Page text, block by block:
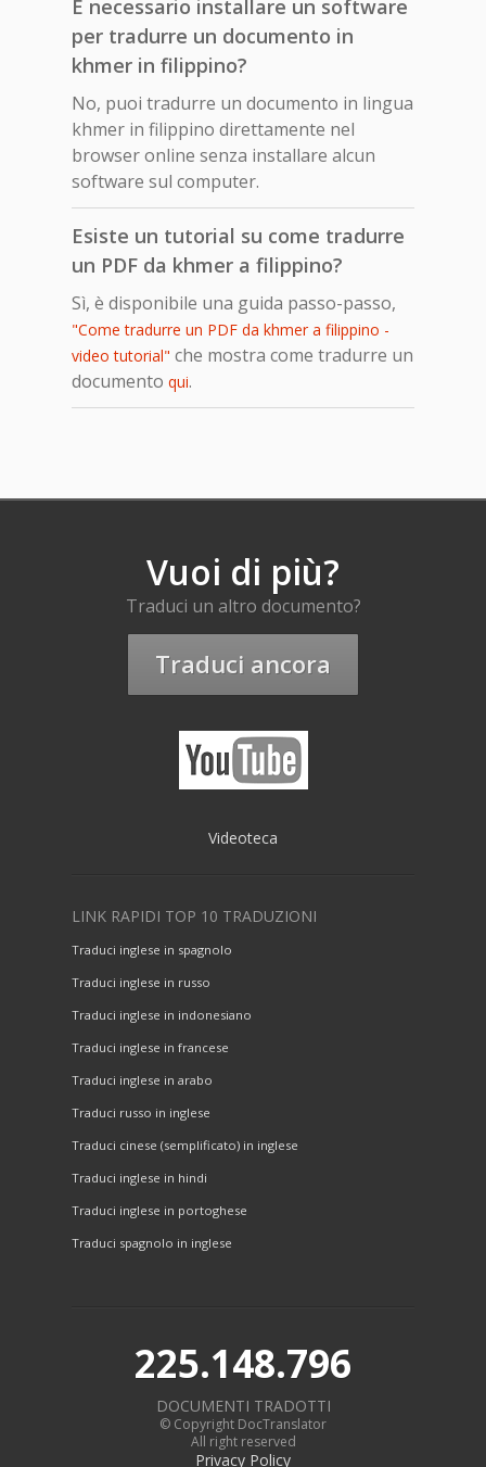
È necessario installare un software
per tradurre un documento in
khmer in filippino?
No, puoi tradurre un documento in lingua
khmer in filippino direttamente nel
browser online senza installare alcun
software sul computer.
Esiste un tutorial su come tradurre
un PDF da khmer a filippino?
Sì, è disponibile una guida passo-passo,
"Come tradurre un PDF da khmer a filippino -
video tutorial" che mostra come tradurre un
documento qui.
Vuoi di più?
Traduci un altro documento?
Traduci ancora
Videoteca
LINK RAPIDI TOP 10 TRADUZIONI
Traduci inglese in spagnolo
Traduci inglese in russo
Traduci inglese in indonesiano
Traduci inglese in francese
Traduci inglese in arabo
Traduci russo in inglese
Traduci cinese (semplificato) in inglese
Traduci inglese in hindi
Traduci inglese in portoghese
Traduci spagnolo in inglese
225.148.796
DOCUMENTI TRADOTTI
© Copyright DocTranslator
All right reserved
Privacy Policy